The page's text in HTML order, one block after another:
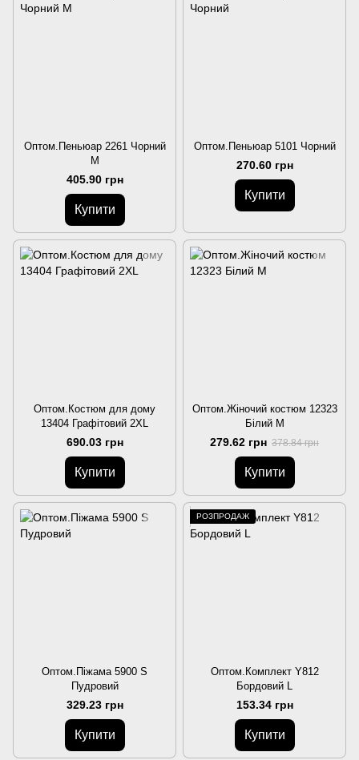
Оптом.Пеньюар 2261 Чорний
M
405.90 грн
Купити
Оптом.Пеньюар 5101 Чорний
270.60 грн
Купити
Оптом.Костюм для дому
13404 Графітовий 2XL
690.03 грн
Купити
Оптом.Жіночий костюм 12323
Білий M
279.62 грн 378.84 грн
Купити
Оптом.Піжама 5900 S
Пудровий
329.23 грн
Купити
РОЗПРОДАЖ
Оптом.Комплект Y812
Бордовий L
153.34 грн
Купити